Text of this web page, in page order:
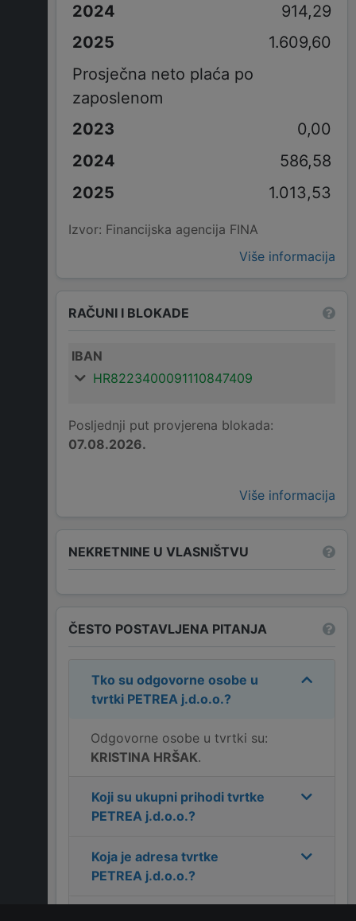
914,29
1.609,60
Prosječna neto plaća po
zaposlenom
0,00
586,58
1.013,53
Izvor: Financijska agencija FINA
Više informacija
RAČUNI I BLOKADE
IBAN
HR8223400091110847409
Posljednji put provjerena blokada:
07.08.2026.
Više informacija
NEKRETNINE U VLASNIŠTVU
ČESTO POSTAVLJENA PITANJA
Tko su odgovorne osobe u
tvrtki PETREA j.d.o.o.?
Odgovorne osobe u tvrtki su:
KRISTINA HRŠAK.
Koji su ukupni prihodi tvrtke
PETREA j.d.o.o.?
Koja je adresa tvrtke
PETREA j.d.o.o.?